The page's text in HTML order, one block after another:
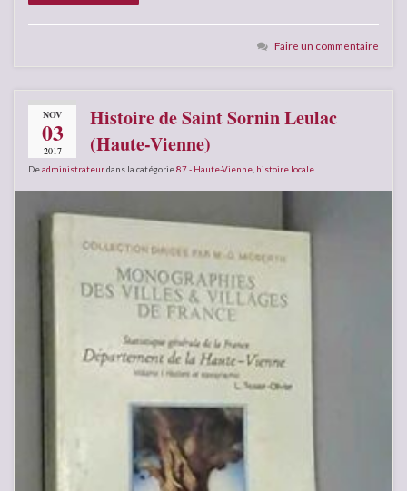
Faire un commentaire
NOV
03
2017
Histoire de Saint Sornin Leulac
(Haute-Vienne)
Deadministrateurdans la catégorie87 - Haute-Vienne histoire locale